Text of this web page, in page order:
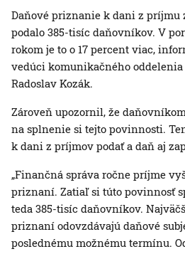
Daňové priznanie k dani z príjmu
podalo 385-tisíc daňovníkov. V
rokom je to o 17 percent viac,
vedúci komunikačného
Radoslav Kozák.
Zároveň upozornil, že
na splnenie si tejto povinnosti.
k dani z príjmov podať a daň aj
„Finančná správa ročne príjme
priznaní. Zatiaľ si túto povinnosť
teda 385-tisíc daňovníkov.
priznaní odovzdávajú daňové
poslednému možnému termínu.